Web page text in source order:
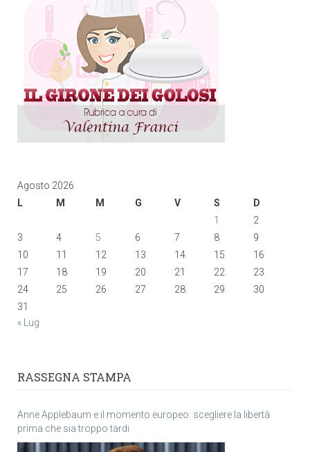
Agosto 2026
L
M M G V S
D
1
2
3
4 5 6 7 8
9
10
11 12 13 14 15
16
17
18 19 20 21 22
23
24
25 26 27 28 29
30
31
« Lug
RASSEGNA STAMPA
Anne Applebaum e il momento europeo: scegliere la libertà
prima che sia troppo tardi